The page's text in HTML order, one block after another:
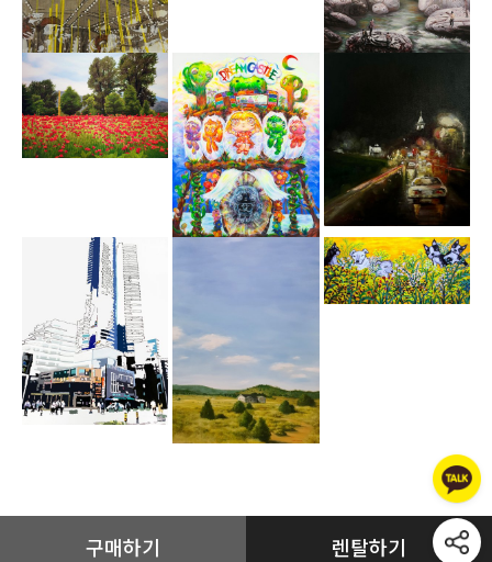
구매하기 렌탈하기